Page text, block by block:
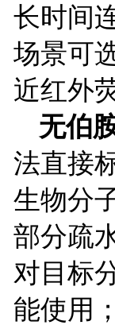
长时间
场景可
近红外
无伯
法直接
生物分
部分疏
对目标
能使用；